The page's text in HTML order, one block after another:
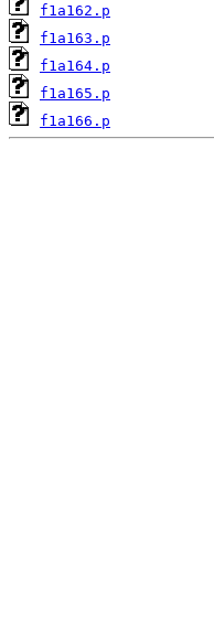
f1a162.p
f1a163.p
f1a164.p
f1a165.p
f1a166.p